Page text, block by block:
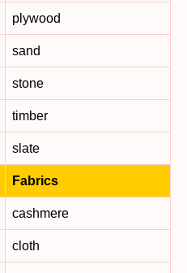
plywood
sand
stone
timber
slate
Fabrics
cashmere
cloth